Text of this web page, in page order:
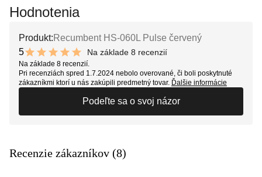
Hodnotenia
Produkt: Recumbent HS-060L Pulse červený
5
10 out of 10 stars
Na základe 8 recenzií
Na základe 8 recenzií.
Pri recenziách spred 1.7.2024 nebolo overované, či boli poskytnuté
zákazníkmi ktorí u nás zakúpili predmetný tovar. Ďalšie informácie
Podeľte sa o svoj názor
Recenzie zákazníkov (8)